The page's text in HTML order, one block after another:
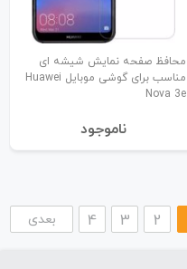
محافظ صفحه نمایش شیشه ای
مناسب برای گوشی موبایل Huawei
Nova 3e
نا‌موجود
2
3
4 بعدی